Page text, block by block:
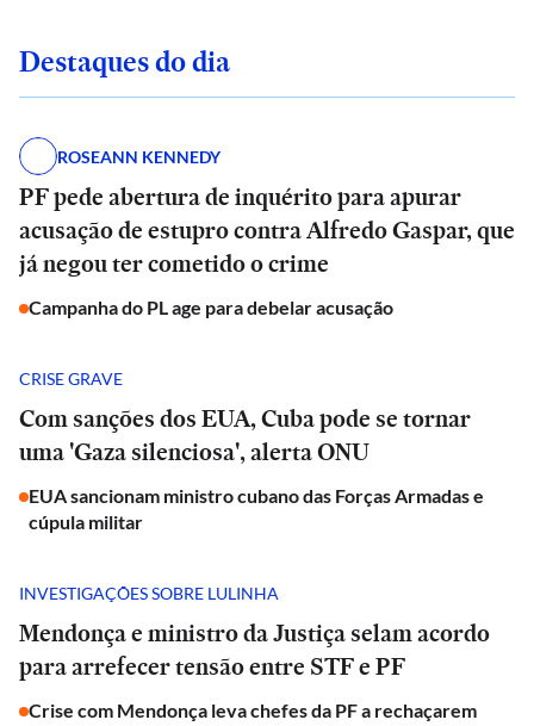
Destaques do dia
ROSEANN KENNEDY
PF pede abertura de inquérito para apurar
acusação de estupro contra Alfredo Gaspar, que
já negou ter cometido o crime
Campanha do PL age para debelar acusação
CRISE GRAVE
Com sanções dos EUA, Cuba pode se tornar
uma 'Gaza silenciosa', alerta ONU
EUA sancionam ministro cubano das Forças Armadas e
cúpula militar
INVESTIGAÇÕES SOBRE LULINHA
Mendonça e ministro da Justiça selam acordo
para arrefecer tensão entre STF e PF
Crise com Mendonça leva chefes da PF a rechaçarem